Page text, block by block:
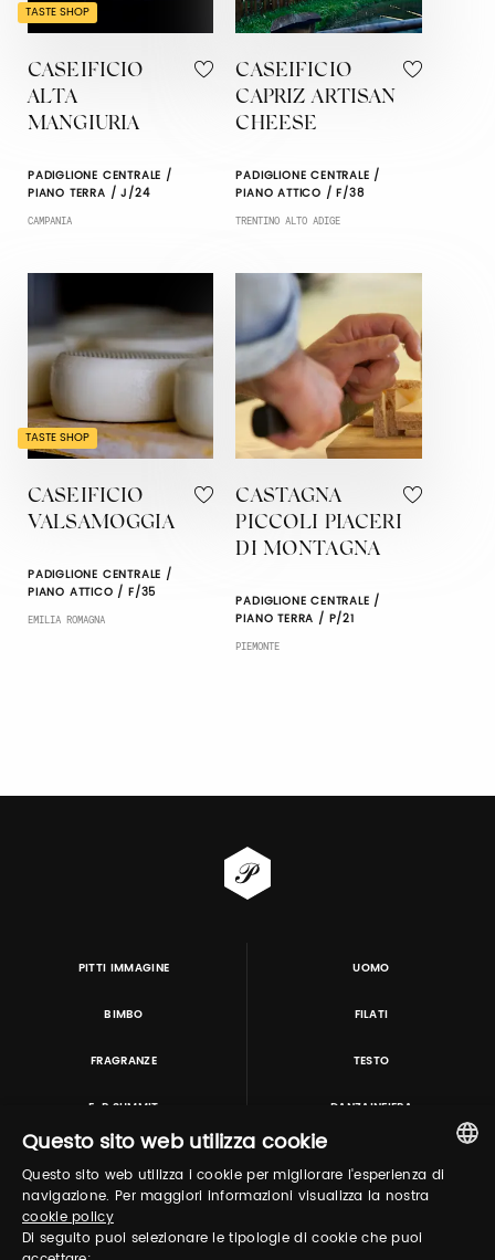
TASTE SHOP
CASEIFICIO
ALTA
MANGIURIA
PADIGLIONE CENTRALE /
PIANO TERRA / J/24
CAMPANIA
CASEIFICIO
CAPRIZ ARTISAN
CHEESE
PADIGLIONE CENTRALE /
PIANO ATTICO / F/38
TRENTINO ALTO ADIGE
TASTE SHOP
CASEIFICIO
VALSAMOGGIA
PADIGLIONE CENTRALE /
PIANO ATTICO / F/35
EMILIA ROMAGNA
CASTAGNA
PICCOLI PIACERI
DI MONTAGNA
PADIGLIONE CENTRALE /
PIANO TERRA / P/21
PIEMONTE
PITTI IMMAGINE UOMO
BIMBO FILATI
FRAGRANZE TESTO
E-P SUMMIT DANZAINFIERA
TUTORING & CONSULTING
ITALIAN
Questo sito web utilizza cookie
Questo sito web utilizza i cookie per migliorare l'esperienza di
navigazione. Per maggiori informazioni visualizza la nostra
cookie policy
Di seguito puoi selezionare le tipologie di cookie che puoi